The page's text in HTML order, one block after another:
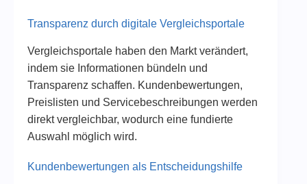
Transparenz durch digitale Vergleichsportale
Vergleichsportale haben den Markt verändert,
indem sie Informationen bündeln und
Transparenz schaffen. Kundenbewertungen,
Preislisten und Servicebeschreibungen werden
direkt vergleichbar, wodurch eine fundierte
Auswahl möglich wird.
Kundenbewertungen als Entscheidungshilfe